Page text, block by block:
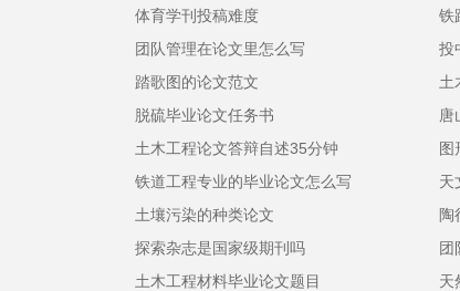
体育学刊投稿难度
铁
团队管理在论文里怎么写
投
踏歌图的论文范文
土
脱硫毕业论文任务书
唐
土木工程论文答辩自述35分钟
图
铁道工程专业的毕业论文怎么写
天
土壤污染的种类论文
陶
探索杂志是国家级期刊吗
团
土木工程材料毕业论文题目
天